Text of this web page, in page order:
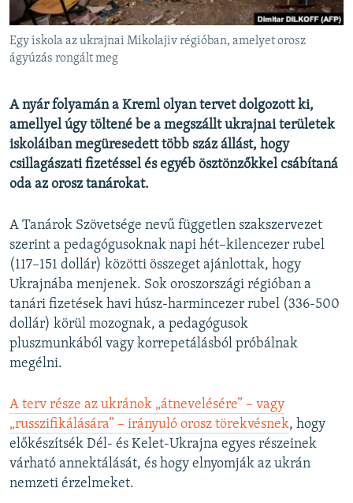
Valamennyi RFE/RL weboldal
Egy iskola az ukrajnai Mikolajiv régióban, amelyet orosz
ágyúzás rongált meg
A nyár folyamán a Kreml olyan tervet dolgozott ki,
amellyel úgy töltené be a megszállt ukrajnai területek
iskoláiban megüresedett több száz állást, hogy
csillagászati fizetéssel és egyéb ösztönzőkkel csábítaná
oda az orosz tanárokat.
A Tanárok Szövetsége nevű független szakszervezet
szerint a pedagógusoknak napi hét–kilencezer rubel
(117–151 dollár) közötti összeget ajánlottak, hogy
Ukrajnába menjenek. Sok oroszországi régióban a
tanári fizetések havi húsz-harmincezer rubel (336-500
dollár) körül mozognak, a pedagógusok
pluszmunkából vagy korrepetálásból próbálnak
megélni.
A terv része az ukránok „átnevelésére” – vagy
„russzifikálására” – irányuló orosz törekvésnek, hogy
előkészítsék Dél- és Kelet-Ukrajna egyes részeinek
várható annektálását, és hogy elnyomják az ukrán
nemzeti érzelmeket.